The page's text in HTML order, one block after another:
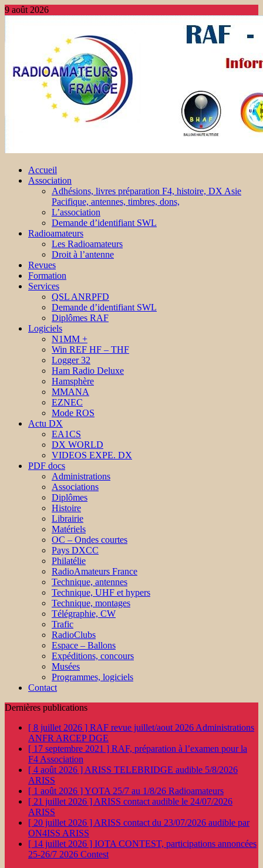
9 août 2026
Accueil
Association
Adhésions, livres préparation F4, histoire, DX Asie
Pacifique, antennes, timbres, dons,
L’association
Demande d’identifiant SWL
Radioamateurs
Les Radioamateurs
Droit à l’antenne
Revues
Formation
Services
QSL ANRPFD
Demande d’identifiant SWL
Diplômes RAF
Logiciels
N1MM +
Win REF HF – THF
Logger 32
Ham Radio Deluxe
Hamsphère
MMANA
EZNEC
Mode ROS
Actu DX
EA1CS
DX WORLD
VIDEOS EXPE. DX
PDF docs
Administrations
Associations
Diplômes
Histoire
Librairie
Matériels
OC – Ondes courtes
Pays DXCC
Philatélie
RadioAmateurs France
Technique, antennes
Technique, UHF et hypers
Technique, montages
Télégraphie, CW
Trafic
RadioClubs
Espace – Ballons
Expéditions, concours
Musées
Programmes, logiciels
Contact
Dernières publications
[ 8 juillet 2026 ] RAF revue juillet/aout 2026 Administrations
ANFR ARCEP DGE
[ 17 septembre 2021 ] RAF, préparation à l’examen pour la
F4 Association
[ 4 août 2026 ] ARISS TELEBRIDGE audible 5/8/2026
ARISS
[ 1 août 2026 ]YOTA 25/7 au 1/8/26 Radioamateurs
[ 21 juillet 2026 ] ARISS contact audible le 24/07/2026
ARISS
[ 20 juillet 2026 ] ARISS contact du 23/07/2026 audible par
ON4ISS ARISS
[ 14 juillet 2026 ] IOTA CONTEST, participations annoncées
25-26/7 2026 Contest